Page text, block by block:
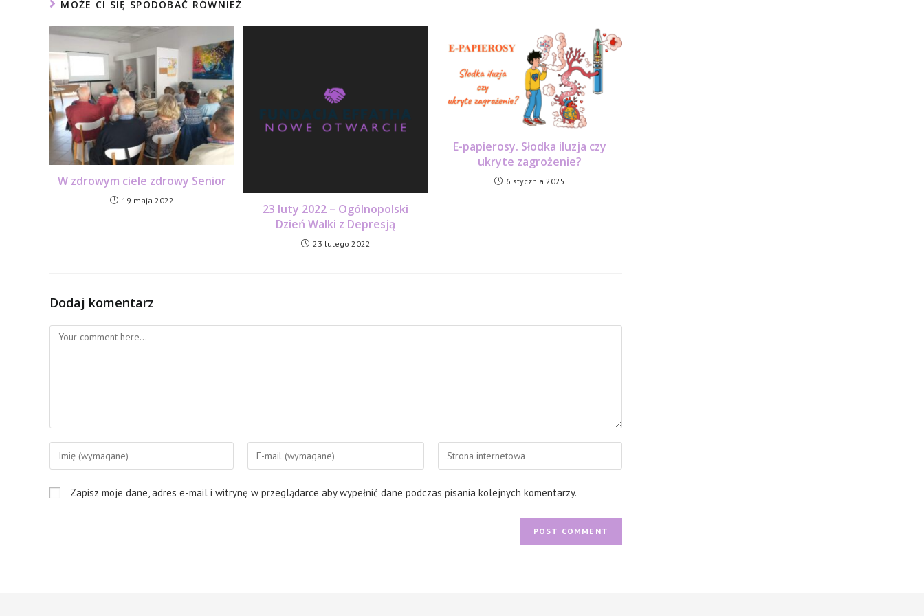
MOŻE CI SIĘ SPODOBAĆ RÓWNIEŻ
W zdrowym ciele zdrowy Senior
19 maja 2022
23 luty 2022 – Ogólnopolski
Dzień Walki z Depresją
23 lutego 2022
E-papierosy. Słodka iluzja czy
ukryte zagrożenie?
6 stycznia 2025
Dodaj komentarz
Comment
Enter
your
or
Enter
your
address
Enter
your
URL
Zapisz moje dane, adres e-mail i witrynę w przeglądarce aby wypełnić dane podczas pisania kolejnych komentarzy.